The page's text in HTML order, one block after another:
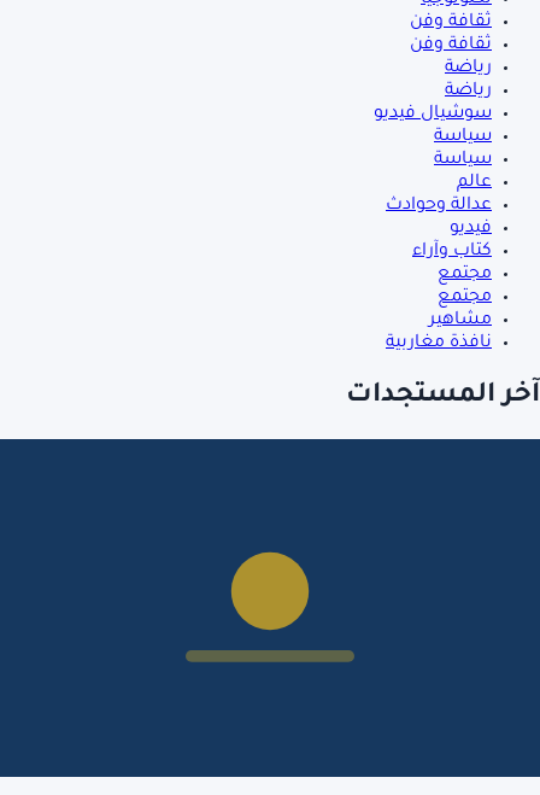
ثقافة وفن
ثقافة وفن
رياضة
رياضة
سوشيال فيديو
سياسة
سياسة
عالم
عدالة وحوادث
فيديو
كتاب وآراء
مجتمع
مجتمع
مشاهير
نافذة مغاربية
آخر المستجدات